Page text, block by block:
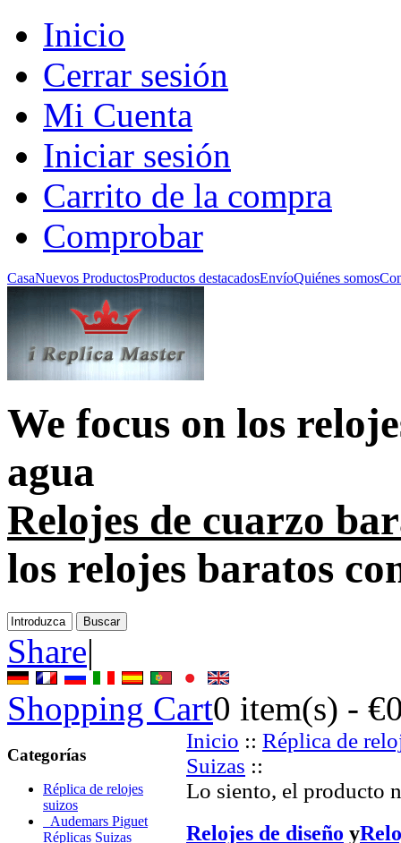
Inicio
Cerrar sesión
Mi Cuenta
Iniciar sesión
Carrito de la compra
Comprobar
CasaNuevos ProductosProductos destacadosEnvíoQuiénes somos
We focus on los
agua
Relojes de cuarzo
los relojes baratos
Share|
Shopping Cart0 item(s) -
Categorías
Réplica de relojes
suizos
Audemars Piguet
Réplicas Suizas
Inicio :: Réplica de
Suizas ::
Lo siento, el producto
Relojes de diseño y